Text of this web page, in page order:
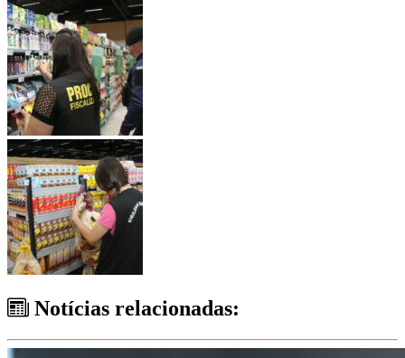
Notícias relacionadas: